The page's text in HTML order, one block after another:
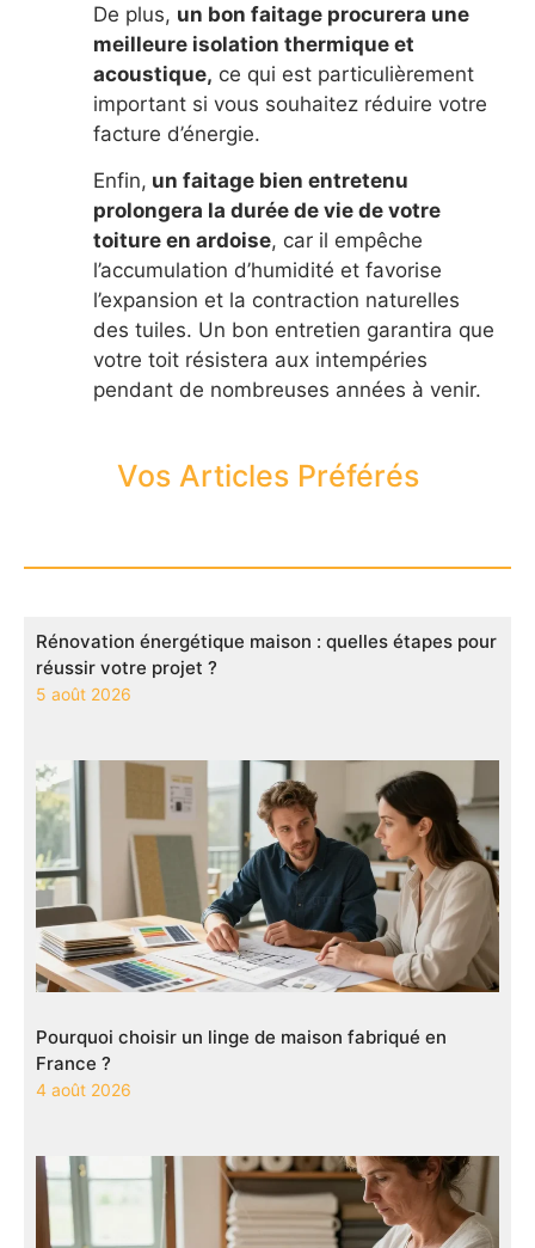
De plus, un bon faitage procurera une
meilleure isolation thermique et
acoustique, ce qui est particulièrement
important si vous souhaitez réduire votre
facture d’énergie.
Enfin, un faitage bien entretenu
prolongera la durée de vie de votre
toiture en ardoise, car il empêche
l’accumulation d’humidité et favorise
l’expansion et la contraction naturelles
des tuiles. Un bon entretien garantira que
votre toit résistera aux intempéries
pendant de nombreuses années à venir.
Vos Articles Préférés
Rénovation énergétique maison : quelles étapes pour
réussir votre projet ?
5 août 2026
Pourquoi choisir un linge de maison fabriqué en
France ?
4 août 2026